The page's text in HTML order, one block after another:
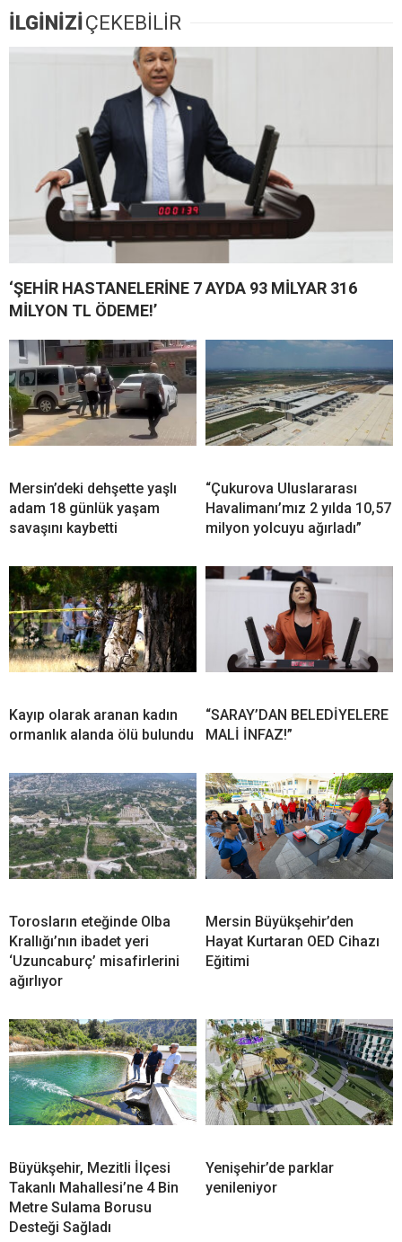
İLGİNİZİ ÇEKEBİLİR
‘ŞEHİR HASTANELERİNE 7 AYDA 93 MİLYAR 316
MİLYON TL ÖDEME!’
Mersin’deki dehşette yaşlı
adam 18 günlük yaşam
savaşını kaybetti
“Çukurova Uluslararası
Havalimanı’mız 2 yılda 10,57
milyon yolcuyu ağırladı”
Kayıp olarak aranan kadın
ormanlık alanda ölü bulundu
“SARAY’DAN BELEDİYELERE
MALİ İNFAZ!”
Torosların eteğinde Olba
Krallığı’nın ibadet yeri
‘Uzuncaburç’ misafirlerini
ağırlıyor
Mersin Büyükşehir’den
Hayat Kurtaran OED Cihazı
Eğitimi
Büyükşehir, Mezitli İlçesi
Takanlı Mahallesi’ne 4 Bin
Metre Sulama Borusu
Desteği Sağladı
Yenişehir’de parklar
yenileniyor